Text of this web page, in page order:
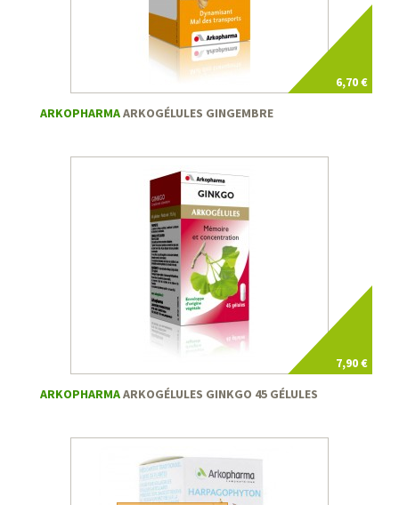
6,70 €
ARKOPHARMAARKOGÉLULES GINGEMBRE
7,90 €
ARKOPHARMAARKOGÉLULES GINKGO 45 GÉLULES